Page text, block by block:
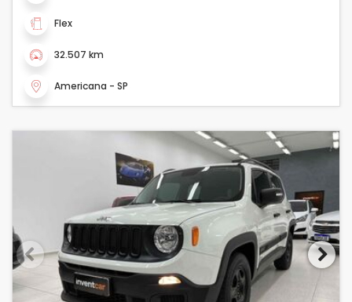
Flex
32.507 km
Americana - SP